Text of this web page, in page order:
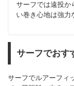
サーフでは遠投か
い巻き心地は強力
サーフでおす
サーフでルアーフィ